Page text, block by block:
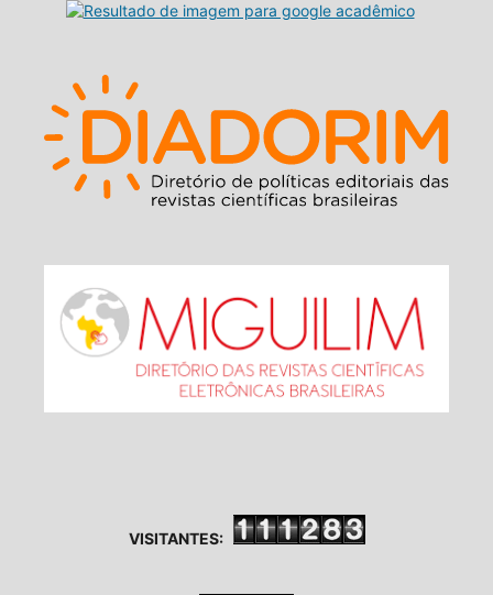
VISITANTES: